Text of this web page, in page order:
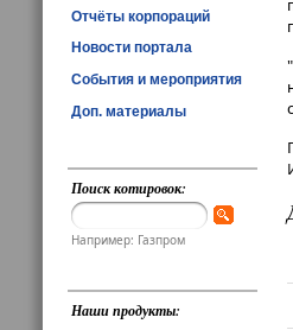
Отчёты корпораций
Новости портала
События и мероприятия
Доп. материалы
Поиск котировок:
Например: Газпром
Наши продукты: